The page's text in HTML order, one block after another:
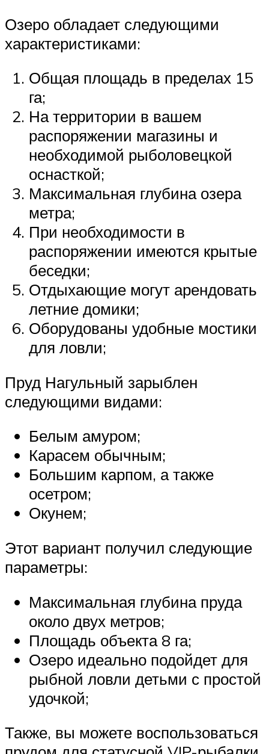
Озеро обладает следующими
характеристиками:
Общая площадь в пределах 15
га;
На территории в вашем
распоряжении магазины и
необходимой рыболовецкой
оснасткой;
Максимальная глубина озера
метра;
При необходимости в
распоряжении имеются крытые
беседки;
Отдыхающие могут арендовать
летние домики;
Оборудованы удобные мостики
для ловли;
Пруд Нагульный зарыблен
следующими видами:
Белым амуром;
Карасем обычным;
Большим карпом, а также
осетром;
Окунем;
Этот вариант получил следующие
параметры:
Максимальная глубина пруда
около двух метров;
Площадь объекта 8 га;
Озеро идеально подойдет для
рыбной ловли детьми с простой
удочкой;
Также, вы можете воспользоваться